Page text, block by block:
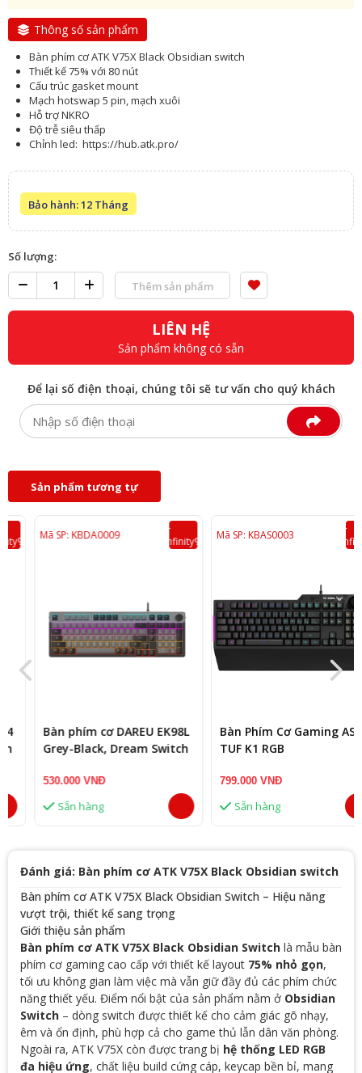
Thông số sản phẩm
Bàn phím cơ ATK V75X Black Obsidian switch
Thiết kế 75% với 80 nút
Cấu trúc gasket mount
Mạch hotswap 5 pin, mạch xuôi
Hỗ trợ NKRO
Độ trễ siêu thấp
Chỉnh led: https://hub.atk.pro/
Bảo hành: 12 Tháng
Số lượng:
Thêm sản phẩm
LIÊN HỆ
Sản phẩm không có sẵn
Để lại số điện thoại, chúng tôi sẽ tư vấn cho quý khách
Sản phẩm tương tự
Mã SP: KBDA0009
Infinity%
Bàn phím cơ DAREU EK98L
Grey-Black, Dream Switch
530.000 VNĐ
Sẵn hàng
Mã SP: KBAS0003
Infinity%
Bàn Phím Cơ Gaming ASUS
TUF K1 RGB
799.000 VNĐ
Sẵn hàng
Đánh giá: Bàn phím cơ ATK V75X Black Obsidian switch
Bàn phím cơ ATK V75X Black Obsidian Switch – Hiệu năng
vượt trội, thiết kế sang trọng
Giới thiệu sản phẩm
Bàn phím cơ ATK V75X Black Obsidian Switch là mẫu bàn
phím cơ gaming cao cấp với thiết kế layout 75% nhỏ gọn,
tối ưu không gian làm việc mà vẫn giữ đầy đủ các phím chức
năng thiết yếu. Điểm nổi bật của sản phẩm nằm ở Obsidian
Switch – dòng switch được thiết kế cho cảm giác gõ nhạy,
êm và ổn định, phù hợp cả cho game thủ lẫn dân văn phòng.
Ngoài ra, ATK V75X còn được trang bị hệ thống LED RGB
đa hiệu ứng, chất liệu build cứng cáp, keycap bền bỉ, mang